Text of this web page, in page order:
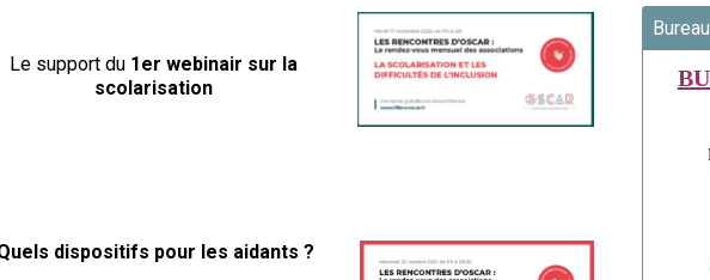
Le support du 1er webinair sur la
scolarisation
uels dispositifs pour les aidants ?
Bureau